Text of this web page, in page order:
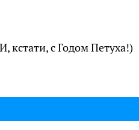
кстати, с Годом Петуха!)